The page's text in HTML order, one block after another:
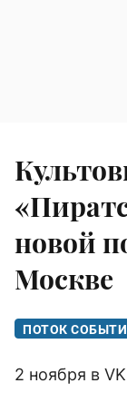
новой
Москве
ПОТОК
2 ноября в